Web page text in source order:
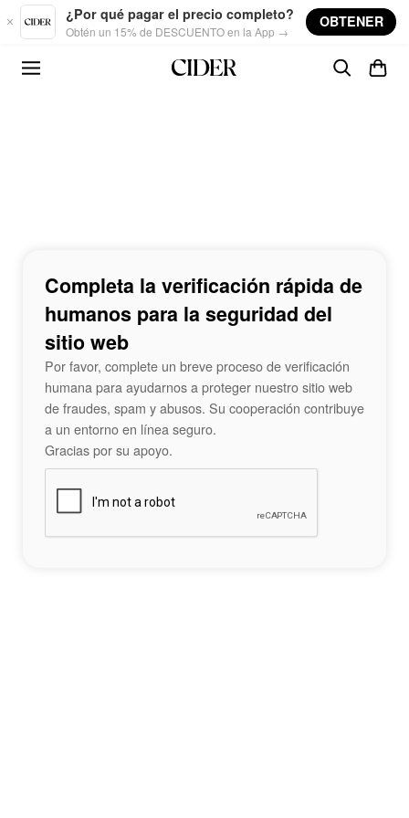
Skip to main content
¿Por qué pagar el precio completo?
Obtén un 15% de DESCUENTO en la App →
OBTENER
Completa la verificación rápida de
humanos para la seguridad del
sitio web
Por favor, complete un breve proceso de verificación
humana para ayudarnos a proteger nuestro sitio web
de fraudes, spam y abusos. Su cooperación contribuye
a un entorno en línea seguro.
Gracias por su apoyo.